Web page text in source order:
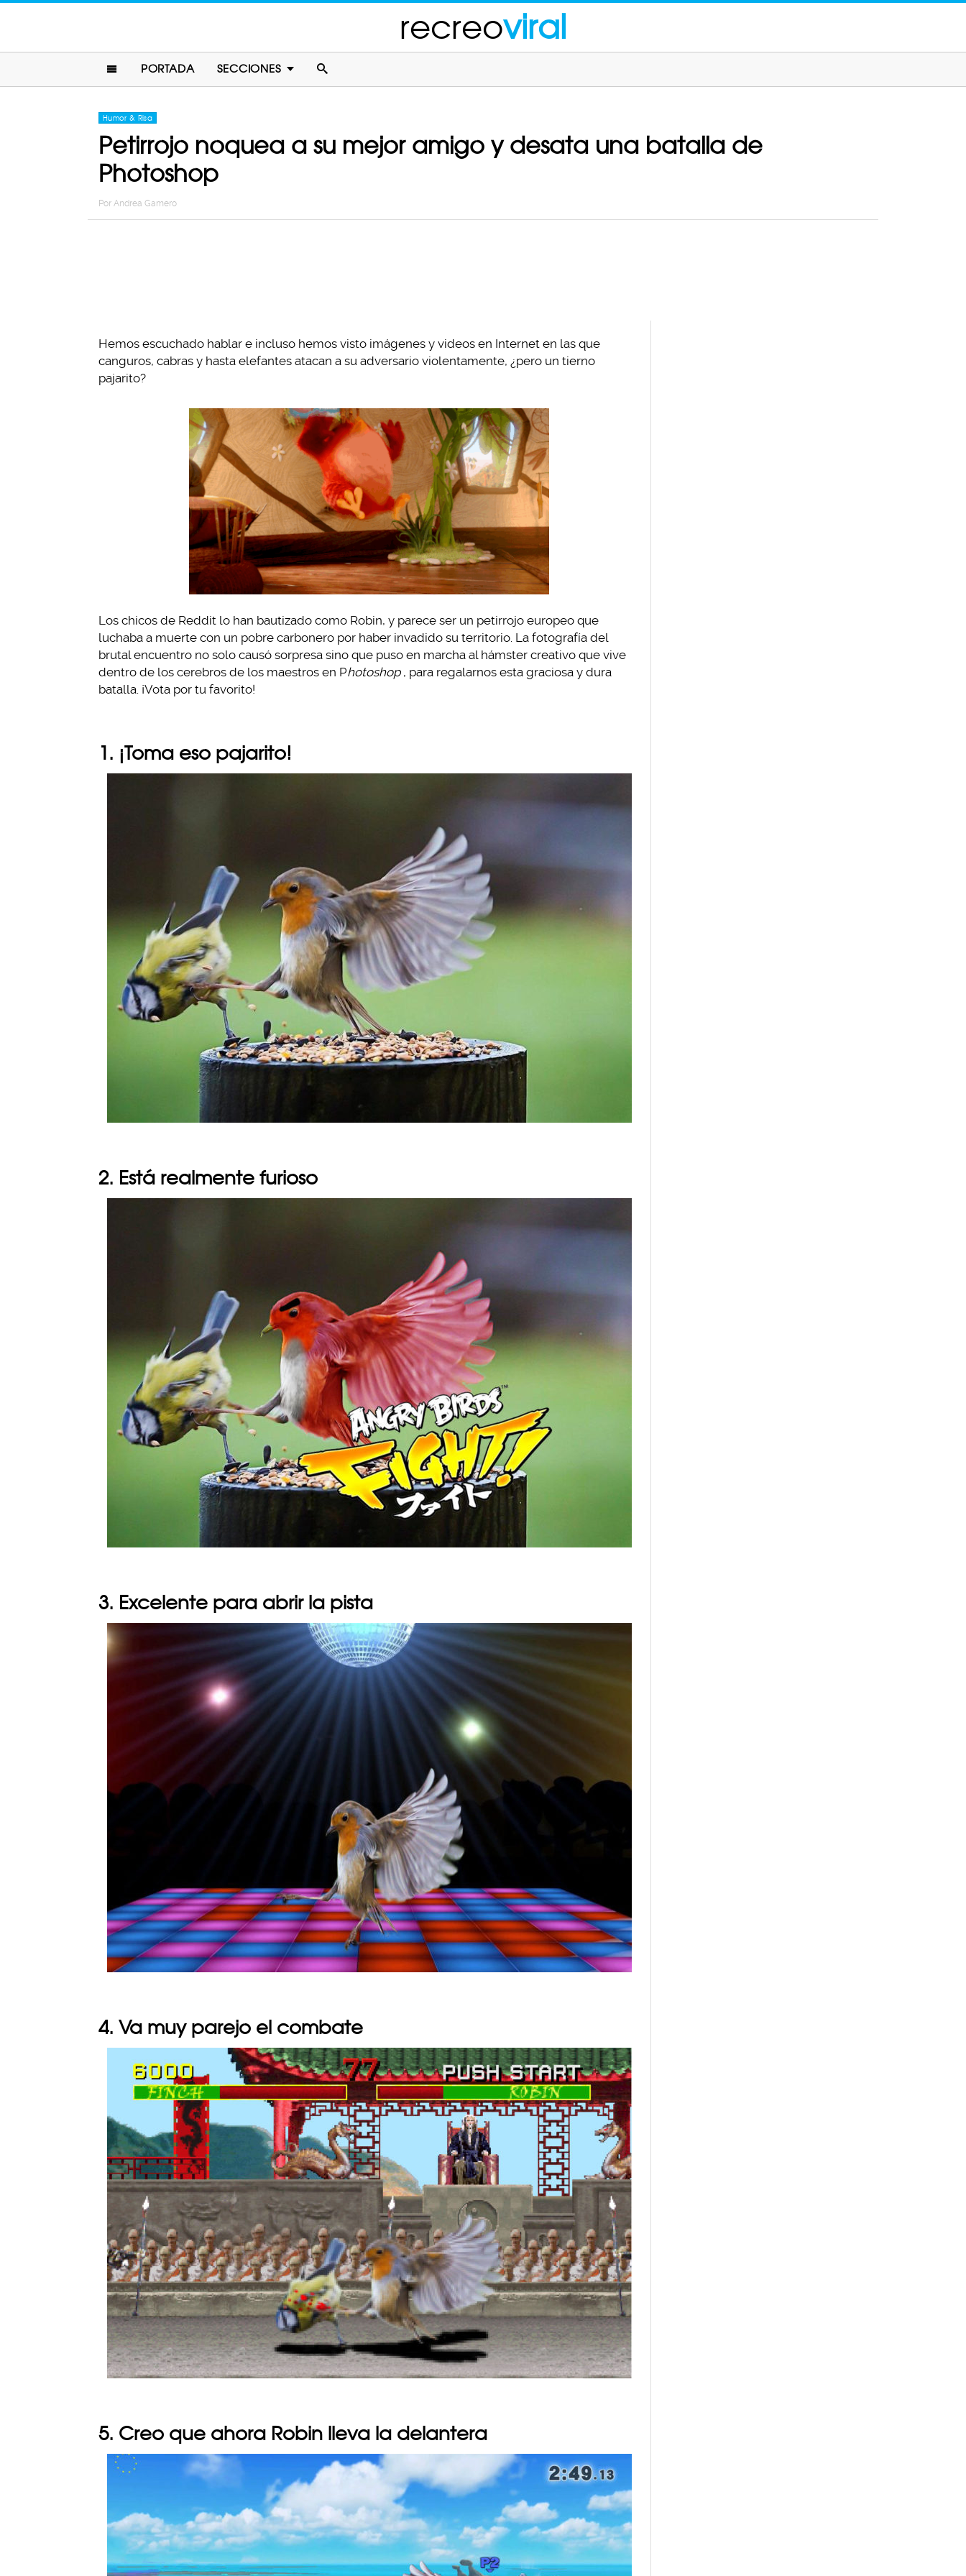
recreoviral
PORTADA SECCIONES
Humor & Risa
Petirrojo noquea a su mejor amigo y desata una batalla de
Photoshop
Por Andrea Gamero
Hemos escuchado hablar e incluso hemos visto imágenes y videos en Internet en las que
canguros, cabras y hasta elefantes atacan a su adversario violentamente, ¿pero un tierno
pajarito?
Los chicos de Reddit lo han bautizado como Robin, y parece ser un petirrojo europeo que
luchaba a muerte con un pobre carbonero por haber invadido su territorio. La fotografía del
brutal encuentro no solo causó sorpresa sino que puso en marcha al hámster creativo que vive
dentro de los cerebros de los maestros en Photoshop , para regalarnos esta graciosa y dura
batalla. ¡Vota por tu favorito!
1. ¡Toma eso pajarito!
2. Está realmente furioso
3. Excelente para abrir la pista
4. Va muy parejo el combate
5. Creo que ahora Robin lleva la delantera